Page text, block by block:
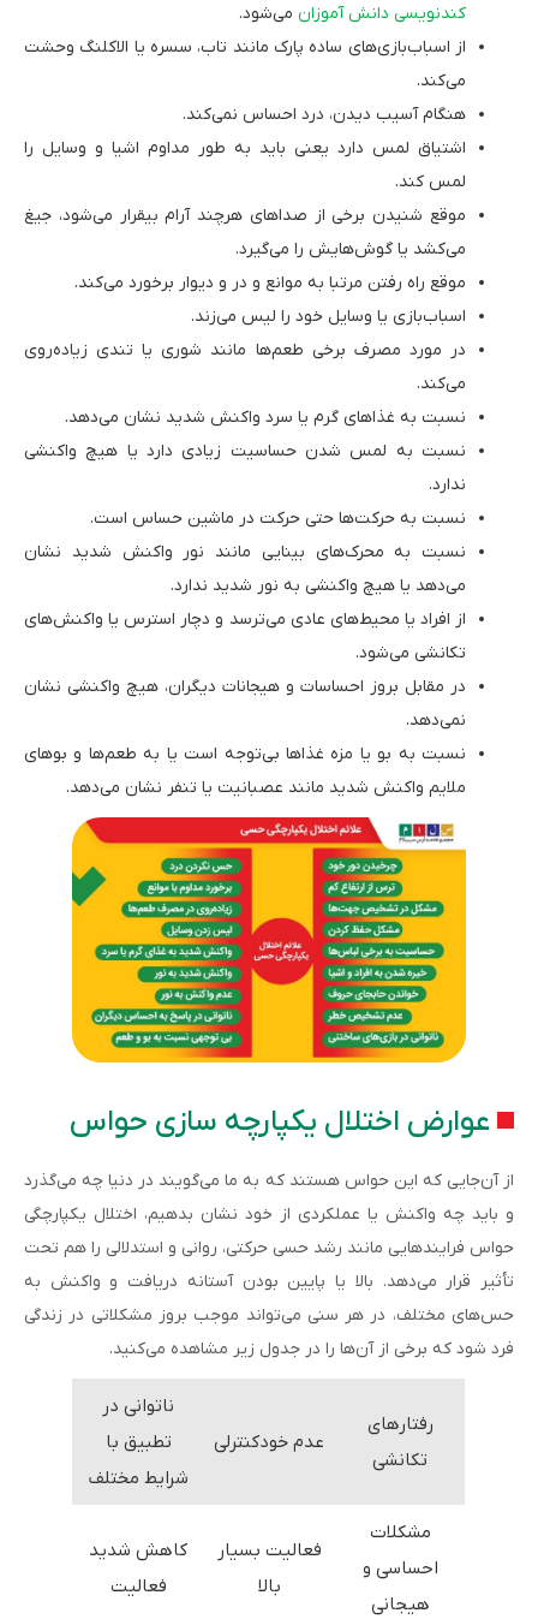
کندنویسی دانش آموزان می‌شود.
از اسباب‌بازی‌های ساده پارک مانند تاب، سسره یا الاکلنگ وحشت
می‌کند.
هنگام آسیب دیدن، درد احساس نمی‌کند.
اشتیاق لمس دارد یعنی باید به طور مداوم اشیا و وسایل را
لمس کند.
موقع شنیدن برخی از صداهای هرچند آرام بیقرار می‌شود، جیغ
می‌کشد یا گوش‌هایش را می‌گیرد.
موقع راه رفتن مرتبا به موانع و در و دیوار برخورد می‌کند.
اسباب‌بازی یا وسایل خود را لیس می‌زند.
در مورد مصرف برخی طعم‌ها مانند شوری یا تندی زیاده‌روی
می‌کند.
نسبت به غذاهای گرم یا سرد واکنش شدید نشان می‌دهد.
نسبت به لمس شدن حساسیت زیادی دارد یا هیچ واکنشی
ندارد.
نسبت به حرکت‌ها حتی حرکت در ماشین حساس است.
نسبت به محرک‌های بینایی مانند نور واکنش شدید نشان
می‌دهد یا هیچ واکنشی به نور شدید ندارد.
از افراد یا محیط‌های عادی می‌ترسد و دچار استرس یا واکنش‌های
تکانشی می‌شود.
در مقابل بروز احساسات و هیجانات دیگران، هیچ واکنشی نشان
نمی‌دهد.
نسبت به بو یا مزه غذاها بی‌توجه است یا به طعم‌ها و بوهای
ملایم واکنش شدید مانند عصبانیت یا تنفر نشان می‌دهد.
عوارض اختلال یکپارچه سازی حواس
از آن‌جایی که این حواس هستند که به ما می‌گویند در دنیا چه می‌گذرد
و باید چه واکنش یا عملکردی از خود نشان بدهیم، اختلال یکپارچگی
حواس فرایندهایی مانند رشد حسی حرکتی، روانی و استدلالی را هم تحت
تأثیر قرار می‌دهد. بالا یا پایین بودن آستانه دریافت و واکنش به
حس‌های مختلف، در هر سنی می‌تواند موجب بروز مشکلاتی در زندگی
فرد شود که برخی از آن‌ها را در جدول زیر مشاهده می‌کنید.
رفتارهای
تکانشی
عدم خودکنترلی
ناتوانی در
تطبیق با
شرایط مختلف
مشکلات
احساسی و
هیجانی
فعالیت بسیار
بالا
کاهش شدید
فعالیت